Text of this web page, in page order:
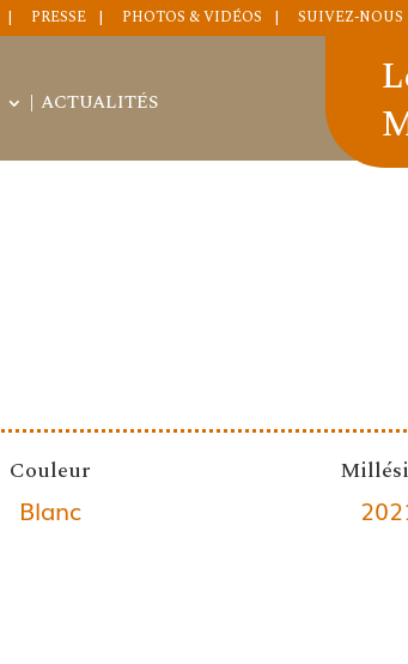
PRESSE PHOTOS & VIDÉOS SUIVEZ-NOUS
ACTUALITÉS
Couleur
Blanc